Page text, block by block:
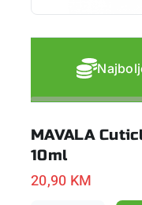
MAVALA
10ml
20,90 KM